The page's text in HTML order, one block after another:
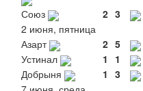
Союз
2 3
2 июня, пятница
Азарт
2 5
Устинал
1 1
Добрыня
1 3